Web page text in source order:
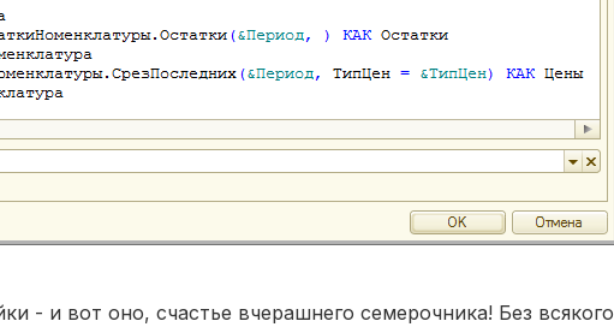
- и вот оно, счастье вчерашнего семерочника! Без всякого